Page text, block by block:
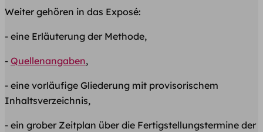
Weiter gehören in das Exposé:
- eine Erläuterung der Methode,
- Quellenangaben,
- eine vorläufige Gliederung mit provisorischem
Inhaltsverzeichnis,
- ein grober Zeitplan über die Fertigstellungstermine der